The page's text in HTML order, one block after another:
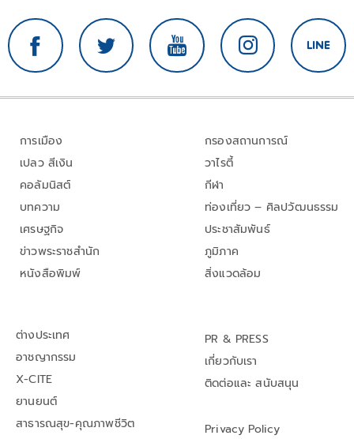
การเมือง
เปลว สีเงิน
คอลัมนิสต์
บทความ
เศรษฐกิจ
ข่าวพระราชสำนัก
หนังสือพิมพ์
กรองสถานการณ์
วาไรตี้
กีฬา
ท่องเที่ยว – ศิลปวัฒนธรรม
ประชาสัมพันธ์
ภูมิภาค
สิ่งแวดล้อม
ต่างประเทศ
อาชญากรรม
X-CITE
ยานยนต์
สาธารณสุข-คุณภาพชีวิต
PR & PRESS
เกี่ยวกับเรา
ติดต่อและ สนับสนุน
Privacy Policy